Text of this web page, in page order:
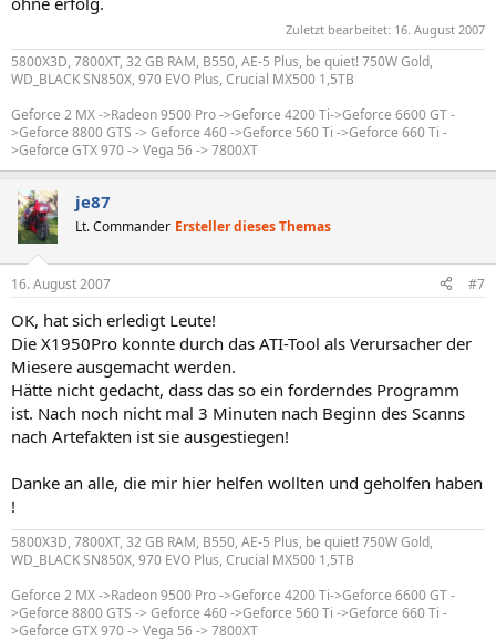
Zuletzt bearbeitet: 16. August 2007
5800X3D, 7800XT, 32 GB RAM, B550, AE-5 Plus, be quiet! 750W Gold,
WD_BLACK SN850X, 970 EVO Plus, Crucial MX500 1,5TB
Geforce 2 MX ->Radeon 9500 Pro ->Geforce 4200 Ti->Geforce 6600 GT -
>Geforce 8800 GTS -> Geforce 460 ->Geforce 560 Ti ->Geforce 660 Ti -
>Geforce GTX 970 -> Vega 56 -> 7800XT
je87
Lt. Commander Ersteller dieses Themas
16. August 2007 #7
OK, hat sich erledigt Leute!
Die X1950Pro konnte durch das ATI-Tool als Verursacher der
Miesere ausgemacht werden.
Hätte nicht gedacht, dass das so ein forderndes Programm
ist. Nach noch nicht mal 3 Minuten nach Beginn des Scanns
nach Artefakten ist sie ausgestiegen!
Danke an alle, die mir hier helfen wollten und geholfen haben
!
5800X3D, 7800XT, 32 GB RAM, B550, AE-5 Plus, be quiet! 750W Gold,
WD_BLACK SN850X, 970 EVO Plus, Crucial MX500 1,5TB
Geforce 2 MX ->Radeon 9500 Pro ->Geforce 4200 Ti->Geforce 6600 GT -
>Geforce 8800 GTS -> Geforce 460 ->Geforce 560 Ti ->Geforce 660 Ti -
>Geforce GTX 970 -> Vega 56 -> 7800XT